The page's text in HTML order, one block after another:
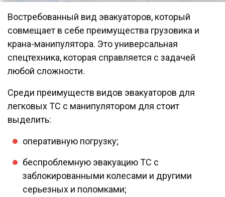
Востребованный вид эвакуаторов, который
совмещает в себе преимущества грузовика и
крана-манипулятора. Это универсальная
спецтехника, которая справляется с задачей
любой сложности.
Среди преимуществ видов эвакуаторов для
легковых ТС с манипулятором для стоит
выделить:
оперативную погрузку;
беспроблемную эвакуацию ТС с
заблокированными колесами и другими
серьезных и поломками;